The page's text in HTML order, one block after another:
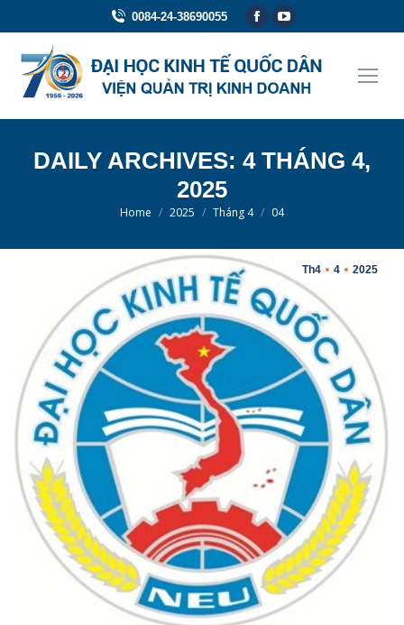
0084-24-38690055
Facebook
opens
in
YouTube
opens
in
DAILY ARCHIVES: 4 THÁNG 4,
2025
You are here:
Home 2025 Tháng 4 04
Th4 4 2025